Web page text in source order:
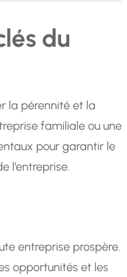
du
la pérennité et la
familiale ou une
pour garantir le
l’entreprise.
entreprise prospère.
opportunités et les